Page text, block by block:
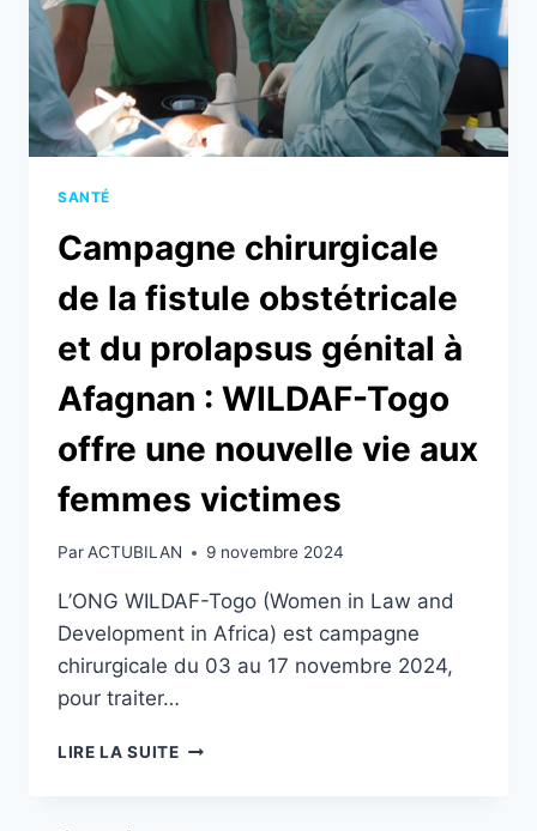
SANTÉ
Campagne chirurgicale
de la fistule obstétricale
et du prolapsus génital à
Afagnan : WILDAF-Togo
offre une nouvelle vie aux
femmes victimes
ParACTUBILAN 9 novembre 2024
L’ONG WILDAF-Togo (Women in Law and
Development in Africa) est campagne
chirurgicale du 03 au 17 novembre 2024,
pour traiter…
LIRE LA SUITECAMPAGNE